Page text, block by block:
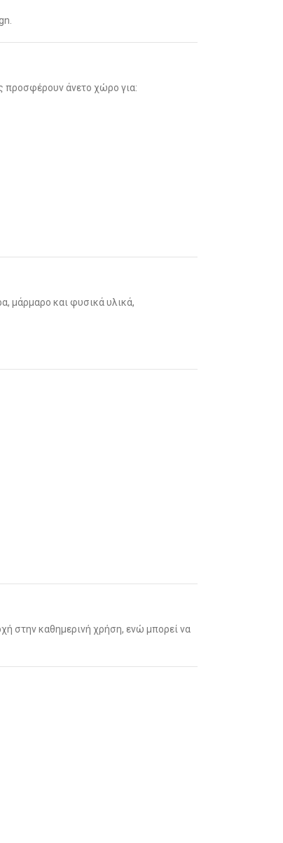
προσφέρουν άνετο χώρο για:
μάρμαρο και φυσικά υλικά,
στην καθημερινή χρήση, ενώ μπορεί να